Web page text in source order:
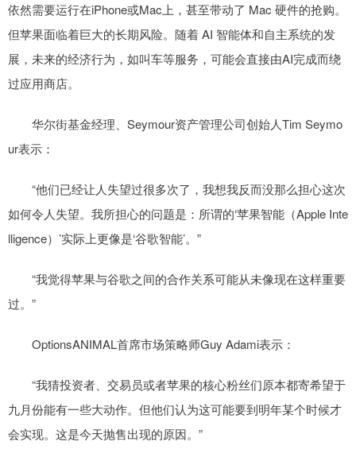
依然需要运行在iPhone或Mac上，甚至带动了 Mac 硬件的抢购。
但苹果面临着巨大的长期风险。随着 AI 智能体和自主系统的发
展，未来的经济行为，如叫车等服务，可能会直接由AI完成而绕
过应用商店。
华尔街基金经理、Seymour资产管理公司创始人Tim Seymo
ur表示：
“他们已经让人失望过很多次了，我想我反而没那么担心这次
如何令人失望。我所担心的问题是：所谓的‘苹果智能（Apple Inte
lligence）’实际上更像是‘谷歌智能’。”
“我觉得苹果与谷歌之间的合作关系可能从未像现在这样重要
过。”
OptionsANIMAL首席市场策略师Guy Adami表示：
“我猜投资者、交易员或者苹果的核心粉丝们原本都寄希望于
九月份能有一些大动作。但他们认为这可能要到明年某个时候才
会实现。这是今天抛售出现的原因。”